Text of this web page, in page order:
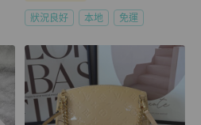
狀況良好 本地 免運